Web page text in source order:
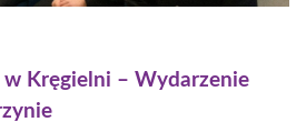
w Kręgielni – Wydarzenie